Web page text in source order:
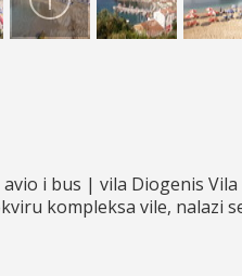
i bus | vila Diogenis Vila
kompleksa vile, nalazi